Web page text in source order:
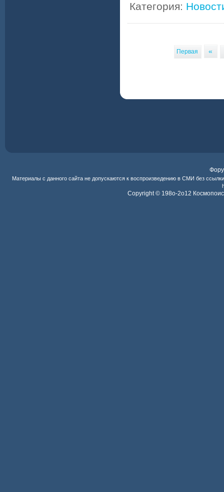
Категория:
Первая «
Материалы с данного сайта не допускаются к воспроизведению в СМИ без
Copyright © 198o-2o12